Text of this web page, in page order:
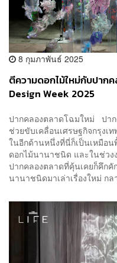
8 กุมภาพันธ์ 2025
ตีความดอกไม้ใหม่กับปาก
Design Week 2025
ปากคลองตลาดโฉมใหม่ ปา
ช่วยขับเคลื่อนเศรษฐกิจกรุงเ
ในอีกด้านหนึ่งที่นี่ก็เป็นเหมือ
ดอกไม้นานาชนิด และในช่วง
ปากคลองตลาดที่คุ้นเคยก็คึก
นานาชนิดมาเล่าเรื่องใหม่ กล